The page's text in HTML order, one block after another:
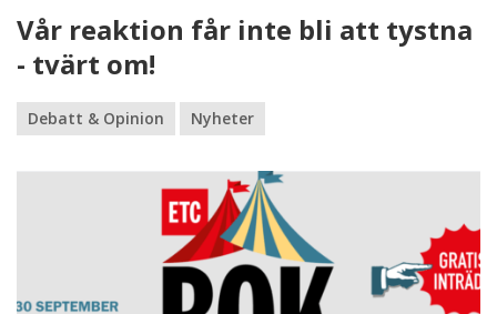
Vår reaktion får inte bli att tystna
- tvärt om!
Debatt & Opinion Nyheter